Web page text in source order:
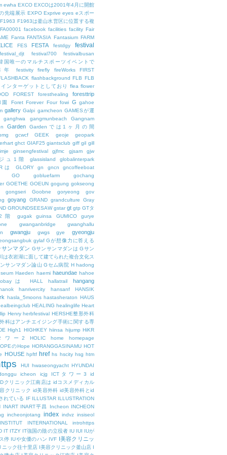
ewha EXCO EXCOは2001年4月に開館
先端展示 EXPO Exprive eyes eスポー
F1963 F1963は釜山水営区に位置する複
FA00001
facebook facilities facility Fair
Fanta FANTASIA Fantasium FARM
FES FESTA festdgy festival
festival_djt festival700
festivalbusan
国唯一のマルチスポーツイベントで
年
festivity firefly fireWorks
FIRST
flashbackground FLB FLB
ンターゲットとしており
flea flower
FOREST foresthealing foresttrip
Foret Forever Four fowi G gahoe
gallery Galpi gamcheon GAMESが運
ganghwa
gangmunbeach
Gangnam
Garden
Gardenでは1ヶ月の間
gcwcf GEEK geoje
geopark
ghct GIAF25 giantsclub giff gil gill
ginsengfestival gjfmc gjsam
gjw
ュ1階
glassisland
globalinterpark
は
GLORY gn gncn
gncoffeeboat
GO
gobluefarm
gochang
GOETHE GOEUN gogung gokseong
gongseri
Goobne goryeong
gov
goyang GRAND grandculture
Gray
GROUNDSEESAW gstar gt gtp GTタ
階
gugak guinsa GUMICO
gurye
gwanganbridge
gwanghallu
gwangju gwgs gye gyeongju
gylaf Gが想像力に答える
ンマダン Gサンサンマダンは Gサン
は衣岩湖に面して建てられた複合文化ス
サンマダン論山 Gセム病院 H hadong
Haeden haemi haeundae hahoe
は
HALL hallatrail hangang
hanrivercity hansanf HANSIK
hasla_5moons hastasheraton HAUS
HEALING healinglife Heart
Henry herbfestival HERSHE整形外科
科はアンチエイジング手術に関する専
High1 HIGHKEY hiinsa hijump HiKR
ワー2
HOLIC home
homepage
のHope HORANGGASINAMU HOT
HOUSE hpftf href hs hscity hsg htm
HUI hwaseongyacht HYUNDAI
icheon icjg ICTタワー3
id
クリニック江南店は idコスメディカル
クリニック id美容外科 id美容外科とid
れている IF ILLUSTAR ILLUSTRATION
INART INART平昌 Incheon INCHEON
incheonjotang index indvz insiseol
INSTITUT
INTERNATIONAL
introhttps
IT ITZY IT強国の陰の立役者 IU IUI IUが
停 IUや女優のハン IVF I美容クリニッ
ニック往十里店 I美容クリニック釜山店 I